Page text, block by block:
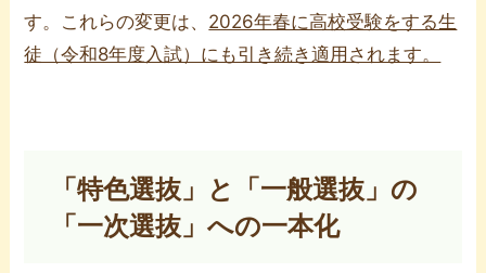
す。これらの変更は、 2026年春に高校受験をする生
徒（令和8年度入試）にも引き続き適用されます。
「特色選抜」と「一般選抜」の
「一次選抜」への一本化